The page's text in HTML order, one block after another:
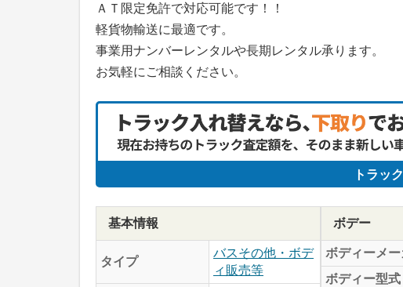
ＡＴ限定免許で対応可能です！！
軽貨物輸送に最適です。
事業用ナンバーレンタルや長期レンタル承ります。
お気軽にご相談ください。
トラッ
基本情報
タイプ
バスその他・ボデ
ィ販売等
ボデー
ボディーメ
ボディー型式